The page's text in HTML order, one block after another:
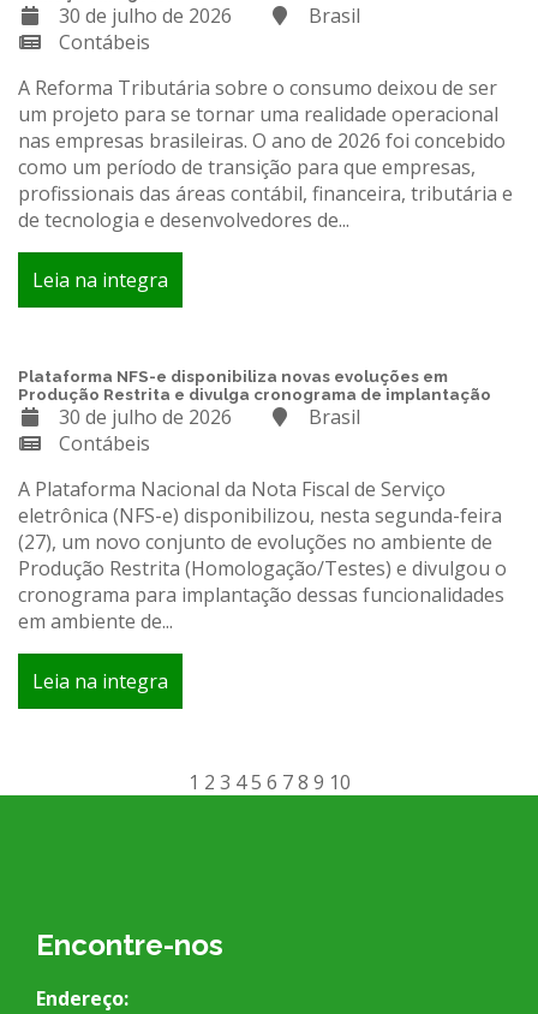
30 de julho de 2026
Brasil
Contábeis
A Reforma Tributária sobre o consumo deixou de ser
um projeto para se tornar uma realidade operacional
nas empresas brasileiras. O ano de 2026 foi concebido
como um período de transição para que empresas,
profissionais das áreas contábil, financeira, tributária e
de tecnologia e desenvolvedores de...
Leia na integra
Plataforma NFS-e disponibiliza novas evoluções em
Produção Restrita e divulga cronograma de implantação
30 de julho de 2026
Brasil
Contábeis
A Plataforma Nacional da Nota Fiscal de Serviço
eletrônica (NFS-e) disponibilizou, nesta segunda-feira
(27), um novo conjunto de evoluções no ambiente de
Produção Restrita (Homologação/Testes) e divulgou o
cronograma para implantação dessas funcionalidades
em ambiente de...
Leia na integra
1 2 3 4 5 6 7 8 9 10
Encontre-nos
Endereço: